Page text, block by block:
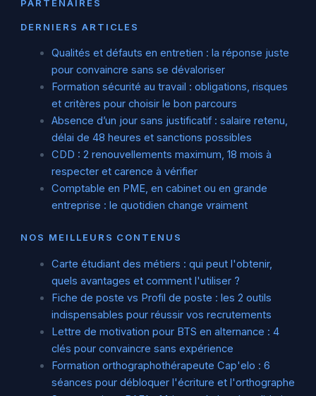
PARTENAIRES
DERNIERS ARTICLES
Qualités et défauts en entretien : la réponse juste
pour convaincre sans se dévaloriser
Formation sécurité au travail : obligations, risques
et critères pour choisir le bon parcours
Absence d’un jour sans justificatif : salaire retenu,
délai de 48 heures et sanctions possibles
CDD : 2 renouvellements maximum, 18 mois à
respecter et carence à vérifier
Comptable en PME, en cabinet ou en grande
entreprise : le quotidien change vraiment
NOS MEILLEURS CONTENUS
Carte étudiant des métiers : qui peut l'obtenir,
quels avantages et comment l'utiliser ?
Fiche de poste vs Profil de poste : les 2 outils
indispensables pour réussir vos recrutements
Lettre de motivation pour BTS en alternance : 4
clés pour convaincre sans expérience
Formation orthographothérapeute Cap'elo : 6
séances pour débloquer l'écriture et l'orthographe